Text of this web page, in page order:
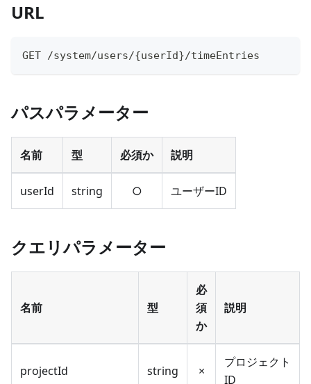
URL
GET /system/users/{userId}/timeEntries
パスパラメーター
名前 型 必須か 説明
userId string ○ ユーザーID
クエリパラメーター
名前 型
必
須
か
説明
projectId string ×
プロジェクト
ID